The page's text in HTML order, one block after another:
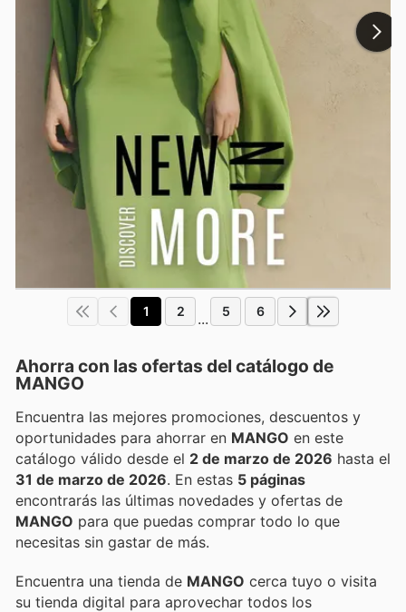
1 2 ... 5 6
Ahorra con las ofertas del catálogo de
MANGO
Encuentra las mejores promociones, descuentos y
oportunidades para ahorrar en MANGO en este
catálogo válido desde el 2 de marzo de 2026 hasta el
31 de marzo de 2026 . En estas 5 páginas
encontrarás las últimas novedades y ofertas de
MANGO para que puedas comprar todo lo que
necesitas sin gastar de más.
Encuentra una tienda de MANGO cerca tuyo o visita
su tienda digital para aprovechar todos los